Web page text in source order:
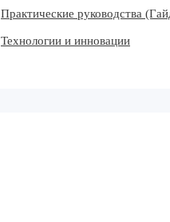
Практические руководства
Технологии и инновации